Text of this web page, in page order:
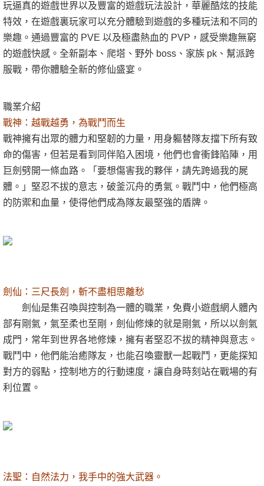
玩逼真的遊戲世界以及豐富的遊戲玩法設計，華麗酷炫的技能
特效，在遊戲裏玩家可以充分體驗到遊戲的多種玩法和不同的
樂趣。通過豐富的 PVE 以及極盡熱血的 PVP，感受樂趣無窮
的遊戲快感。全新副本、爬塔、野外 boss、家族 pk、幫派跨
服戰，帶你體驗全新的修仙盛宴。
職業介紹
戰神：越戰越勇，為戰鬥而生
戰神擁有出眾的體力和堅韌的力量，用身軀替隊友擋下所有致
命的傷害，但若是看到同伴陷入困境，他們也會衝鋒陷陣，用
巨劍劈開一條血路。「要想傷害我的夥伴，請先跨過我的屍
體。」堅忍不拔的意志，破釜沉舟的勇氣。戰鬥中，他們極高
的防禦和血量，使得他們成為隊友最堅強的盾牌。
劍仙：三尺長劍，斬不盡相思離愁
劍仙是集召喚與控制為一體的職業，免費小遊戲網人體內
部有剛氣，氣至柔也至剛，劍仙修煉的就是剛氣，所以以劍氣
成門，常年到世界各地修煉，擁有者堅忍不拔的精神與意志。
戰鬥中，他們能治癒隊友，也能召喚靈獸一起戰鬥，更能探知
對方的弱點，控制地方的行動速度，讓自身時刻站在戰場的有
利位置。
法聖：自然法力，我手中的強大武器。